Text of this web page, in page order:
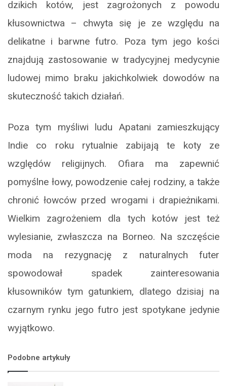
dzikich kotów, jest zagrożonych z powodu
kłusownictwa – chwyta się je ze względu na
delikatne i barwne futro. Poza tym jego kości
znajdują zastosowanie w tradycyjnej medycynie
ludowej mimo braku jakichkolwiek dowodów na
skuteczność takich działań.
Poza tym myśliwi ludu Apatani zamieszkujący
Indie co roku rytualnie zabijają te koty ze
względów religijnych. Ofiara ma zapewnić
pomyślne łowy, powodzenie całej rodziny, a także
chronić łowców przed wrogami i drapieżnikami.
Wielkim zagrożeniem dla tych kotów jest też
wylesianie, zwłaszcza na Borneo. Na szczęście
moda na rezygnację z naturalnych futer
spowodował spadek zainteresowania
kłusowników tym gatunkiem, dlatego dzisiaj na
czarnym rynku jego futro jest spotykane jedynie
wyjątkowo.
Podobne artykuły